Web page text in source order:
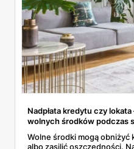
Nadpłata kredytu czy
wolnych środków podczas
Wolne środki mogą
albo zasilić oszczędności.